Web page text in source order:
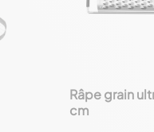
favorite_border
Râpe grain
cm